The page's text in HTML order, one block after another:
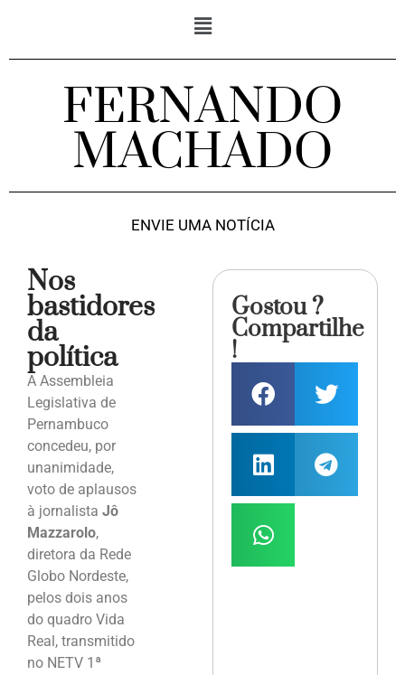
FERNANDO
MACHADO
ENVIE UMA NOTÍCIA
Nos
bastidores
da
política
A Assembleia
Legislativa de
Pernambuco
concedeu, por
unanimidade,
voto de aplausos
à jornalista Jô
Mazzarolo,
diretora da Rede
Globo Nordeste,
pelos dois anos
do quadro Vida
Real, transmitido
no NETV 1ª
Gostou ?
Compartilhe
!